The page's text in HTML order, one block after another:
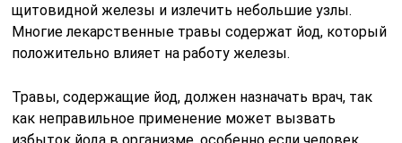
щитовидной железы и излечить небольшие узлы.
Многие лекарственные травы содержат йод, который
положительно влияет на работу железы.
Травы, содержащие йод, должен назначать врач, так
как неправильное применение может вызвать